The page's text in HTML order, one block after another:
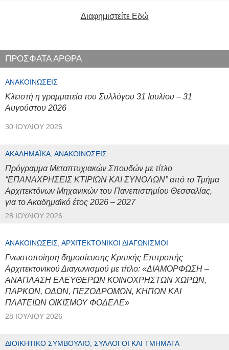
Διαφημιστείτε Εδώ
ΠΡΟΣΦΑΤΑ ΑΡΘΡΑ
ΑΝΑΚΟΙΝΏΣΕΙΣ
Κλειστή η γραμματεία του Συλλόγου 31 Ιουλίου – 31
Αυγούστου 2026
30 ΙΟΥΛΊΟΥ 2026
ΑΚΑΔΗΜΑΪΚΆ, ΑΝΑΚΟΙΝΏΣΕΙΣ
Πρόγραμμα Μεταπτυχιακών Σπουδών με τίτλο
“ΕΠΑΝΑΧΡΗΣΕΙΣ ΚΤΙΡΙΩΝ ΚΑΙ ΣΥΝΟΛΩΝ” από το Τμήμα
Αρχιτεκτόνων Μηχανικών του Πανεπιστημίου Θεσσαλίας,
για το Ακαδημαϊκό έτος 2026 – 2027
28 ΙΟΥΛΊΟΥ 2026
ΑΝΑΚΟΙΝΏΣΕΙΣ, ΑΡΧΙΤΕΚΤΟΝΙΚΟΊ ΔΙΑΓΩΝΙΣΜΟΊ
Γνωστοποίηση δημοσίευσης Κριτικής Επιτροπής
Αρχιτεκτονικού Διαγωνισμού με τίτλο: «ΔΙΑΜΟΡΦΩΣΗ –
ΑΝΑΠΛΑΣΗ ΕΛΕΥΘΕΡΩΝ ΚΟΙΝΟΧΡΗΣΤΩΝ ΧΩΡΩΝ,
ΠΑΡΚΩΝ, ΟΔΩΝ, ΠΕΖΟΔΡΟΜΩΝ, ΚΗΠΩΝ ΚΑΙ
ΠΛΑΤΕΙΩΝ ΟΙΚΙΣΜΟΥ ΦΟΔΕΛΕ»
28 ΙΟΥΛΊΟΥ 2026
ΔΙΟΙΚΗΤΙΚΌ ΣΥΜΒΟΎΛΙΟ, ΣΎΛΛΟΓΟΙ ΚΑΙ ΤΜΉΜΑΤΑ